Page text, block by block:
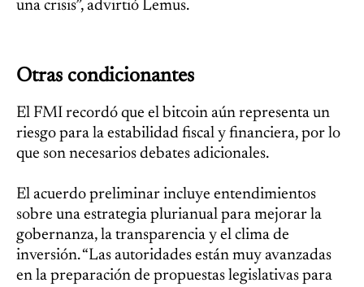
una crisis”, advirtió Lemus.
Otras condicionantes
El FMI recordó que el bitcoin aún representa un
riesgo para la estabilidad fiscal y financiera, por lo
que son necesarios debates adicionales.
El acuerdo preliminar incluye entendimientos
sobre una estrategia plurianual para mejorar la
gobernanza, la transparencia y el clima de
inversión. “Las autoridades están muy avanzadas
en la preparación de propuestas legislativas para